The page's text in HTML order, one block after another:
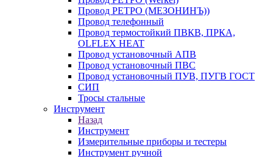
Провод РЕТРО (МЕЗОНИНЪ))
Провод телефонный
Провод термостойкий ПВКВ, ПРКА,
OLFLEX HEAT
Провод установочный АПВ
Провод установочный ПВС
Провод установочный ПУВ, ПУГВ ГОСТ
СИП
Тросы стальные
Инструмент
Назад
Инструмент
Измерительные приборы и тестеры
Инструмент ручной